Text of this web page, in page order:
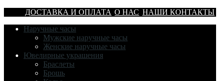
ДОСТАВКА И ОПЛАТА О НАС НАШИ КОНТАКТЫ
Наручные часы
Мужские наручные часы
Женские наручные часы
Ювелирные украшения
Браслеты
Брошь